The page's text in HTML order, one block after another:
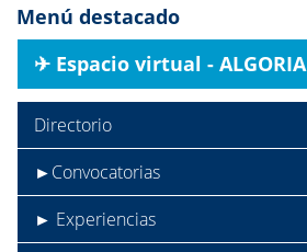
Menú destacado
✈︎ Espacio virtual - ALGORIA
Directorio
►Convocatorias
► Experiencias